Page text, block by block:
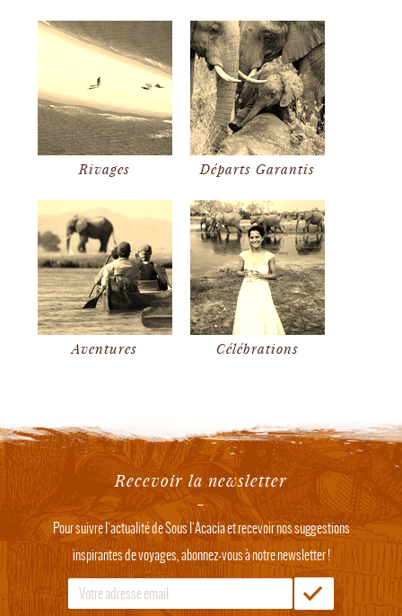
Rivages Départs Garantis
Aventures Célébrations
Recevoir la newsletter
Pour suivre l'actualité de Sous l'Acacia et recevoir nos suggestions
inspirantes de voyages, abonnez-vous à notre newsletter !